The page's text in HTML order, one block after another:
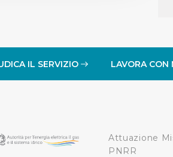
che l’Utente ha fornito
i singoli cookie
IL SERVIZIO LAVORA CON
Attuazione
PNRR